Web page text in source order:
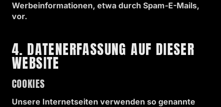
Werbeinformationen, etwa durch Spam-E-Mails,
vor.
4. DATENERFASSUNG AUF DIESER
WEBSITE
COOKIES
Unsere Internetseiten verwenden so genannte